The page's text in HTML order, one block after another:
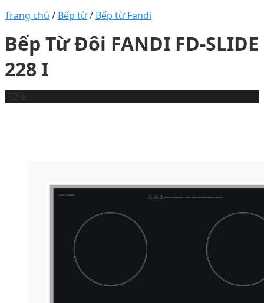
Trang chủ / Bếp từ/ Bếp từ Fandi
Bếp Từ Đôi FANDI FD-SLIDE
228 I